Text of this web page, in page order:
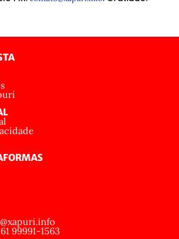
99991-1563